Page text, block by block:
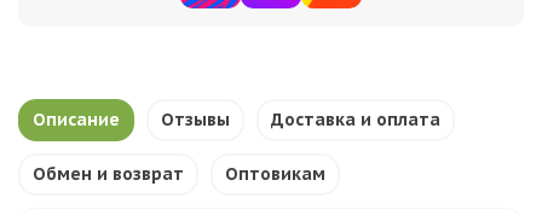
Описание Отзывы Доставка и оплата
Обмен и возврат Оптовикам